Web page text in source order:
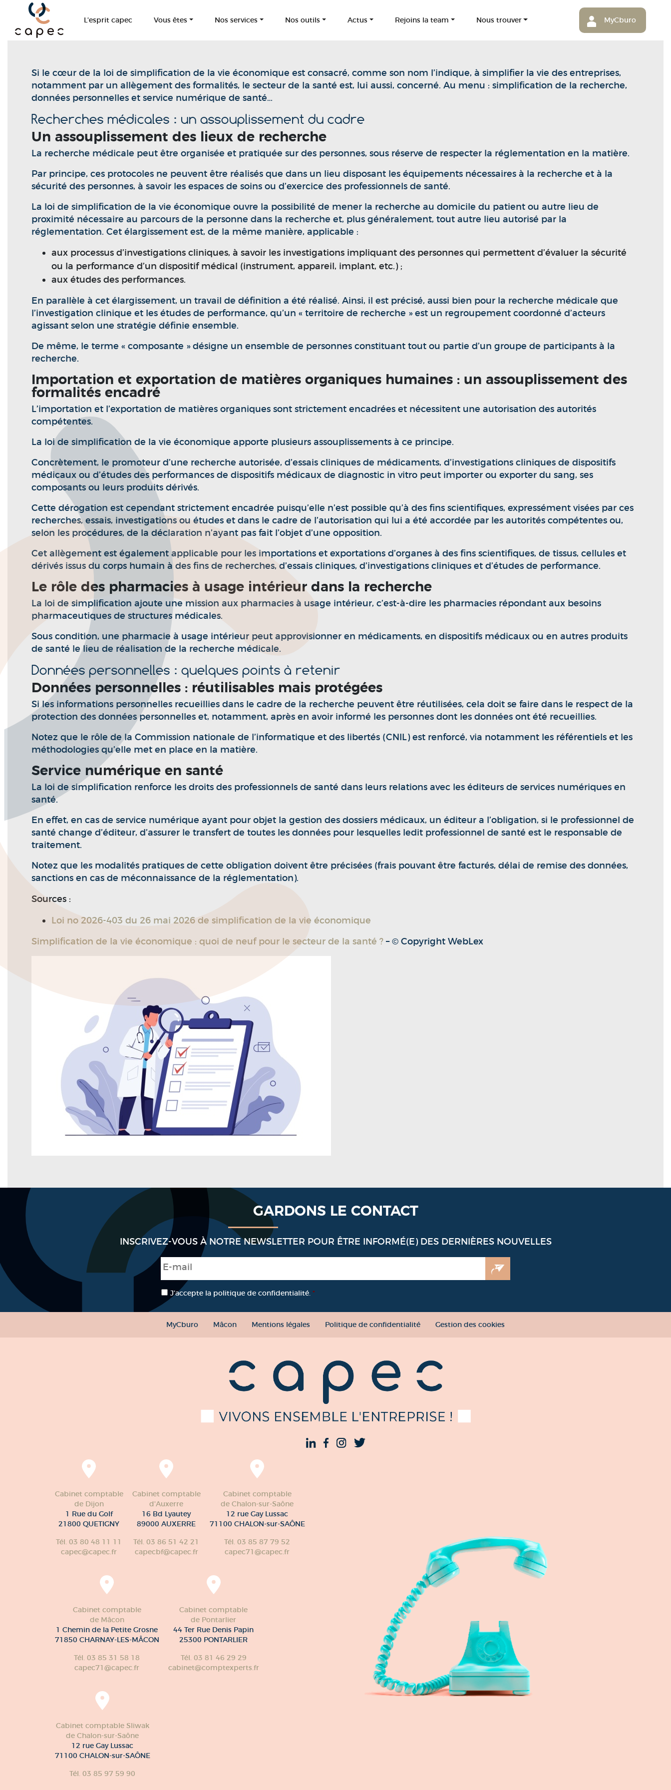
Panneau de gestion des cookies
L’esprit capec Vous êtes Nos services Nos outils Actus Rejoins la team Nous trouver MyCburo
Si le cœur de la loi de simplification de la vie économique est consacré, comme son nom l’indique, à simplifier la vie des entreprises,
notamment par un allègement des formalités, le secteur de la santé est, lui aussi, concerné. Au menu : simplification de la recherche,
données personnelles et service numérique de santé…
Recherches médicales : un assouplissement du cadre
Un assouplissement des lieux de recherche
La recherche médicale peut être organisée et pratiquée sur des personnes, sous réserve de respecter la réglementation en la matière.
Par principe, ces protocoles ne peuvent être réalisés que dans un lieu disposant les équipements nécessaires à la recherche et à la
sécurité des personnes, à savoir les espaces de soins ou d’exercice des professionnels de santé.
La loi de simplification de la vie économique ouvre la possibilité de mener la recherche au domicile du patient ou autre lieu de
proximité nécessaire au parcours de la personne dans la recherche et, plus généralement, tout autre lieu autorisé par la
réglementation. Cet élargissement est, de la même manière, applicable :
aux processus d’investigations cliniques, à savoir les investigations impliquant des personnes qui permettent d’évaluer la sécurité
ou la performance d’un dispositif médical (instrument, appareil, implant, etc.) ;
aux études des performances.
En parallèle à cet élargissement, un travail de définition a été réalisé. Ainsi, il est précisé, aussi bien pour la recherche médicale que
l’investigation clinique et les études de performance, qu’un « territoire de recherche » est un regroupement coordonné d’acteurs
agissant selon une stratégie définie ensemble.
De même, le terme « composante » désigne un ensemble de personnes constituant tout ou partie d’un groupe de participants à la
recherche.
Importation et exportation de matières organiques humaines : un assouplissement des
formalités encadré
L’importation et l’exportation de matières organiques sont strictement encadrées et nécessitent une autorisation des autorités
compétentes.
La loi de simplification de la vie économique apporte plusieurs assouplissements à ce principe.
Concrètement, le promoteur d’une recherche autorisée, d’essais cliniques de médicaments, d’investigations cliniques de dispositifs
médicaux ou d’études des performances de dispositifs médicaux de diagnostic in vitro peut importer ou exporter du sang, ses
composants ou leurs produits dérivés.
Cette dérogation est cependant strictement encadrée puisqu’elle n’est possible qu’à des fins scientifiques, expressément visées par ces
recherches, essais, investigations ou études et dans le cadre de l’autorisation qui lui a été accordée par les autorités compétentes ou,
selon les procédures, de la déclaration n’ayant pas fait l’objet d’une opposition.
Cet allègement est également applicable pour les importations et exportations d’organes à des fins scientifiques, de tissus, cellules et
dérivés issus du corps humain à des fins de recherches, d’essais cliniques, d’investigations cliniques et d’études de performance.
Le rôle des pharmacies à usage intérieur dans la recherche
La loi de simplification ajoute une mission aux pharmacies à usage intérieur, c’est-à-dire les pharmacies répondant aux besoins
pharmaceutiques de structures médicales.
Sous condition, une pharmacie à usage intérieur peut approvisionner en médicaments, en dispositifs médicaux ou en autres produits
de santé le lieu de réalisation de la recherche médicale.
Données personnelles : quelques points à retenir
Données personnelles : réutilisables mais protégées
Si les informations personnelles recueillies dans le cadre de la recherche peuvent être réutilisées, cela doit se faire dans le respect de la
protection des données personnelles et, notamment, après en avoir informé les personnes dont les données ont été recueillies.
Notez que le rôle de la Commission nationale de l’informatique et des libertés (CNIL) est renforcé, via notamment les référentiels et les
méthodologies qu’elle met en place en la matière.
Service numérique en santé
La loi de simplification renforce les droits des professionnels de santé dans leurs relations avec les éditeurs de services numériques en
santé.
En effet, en cas de service numérique ayant pour objet la gestion des dossiers médicaux, un éditeur a l’obligation, si le professionnel de
santé change d’éditeur, d’assurer le transfert de toutes les données pour lesquelles ledit professionnel de santé est le responsable de
traitement.
Notez que les modalités pratiques de cette obligation doivent être précisées (frais pouvant être facturés, délai de remise des données,
sanctions en cas de méconnaissance de la réglementation).
Sources :
Loi no 2026-403 du 26 mai 2026 de simplification de la vie économique
Simplification de la vie économique : quoi de neuf pour le secteur de la santé ? – © Copyright WebLex
GARDONS LE CONTACT
INSCRIVEZ-VOUS À NOTRE NEWSLETTER POUR ÊTRE INFORMÉ(E) DES DERNIÈRES NOUVELLES
E-mail
RGPD *
J’accepte la politique de confidentialité. *
MyCburo Mâcon Mentions légales Politique de confidentialité Gestion des cookies
Cabinet comptable
de Dijon
1 Rue du Golf
21800 QUETIGNY
Tél. 03 80 48 11 11
capec@capec.fr
Cabinet comptable
d'Auxerre
16 Bd Lyautey
89000 AUXERRE
Tél. 03 86 51 42 21
capecbf@capec.fr
Cabinet comptable
de Chalon-sur-Saône
12 rue Gay Lussac
71100 CHALON-sur-SAÔNE
Tél. 03 85 87 79 52
capec71@capec.fr
Cabinet comptable
de Mâcon
1 Chemin de la Petite Grosne
71850 CHARNAY-LES-MÂCON
Tél. 03 85 31 58 18
capec71@capec.fr
Cabinet comptable
de Pontarlier
44 Ter Rue Denis Papin
25300 PONTARLIER
Tél. 03 81 46 29 29
cabinet@comptexperts.fr
Cabinet comptable Sliwak
de Chalon-sur-Saône
12 rue Gay Lussac
71100 CHALON-sur-SAÔNE
Tél. 03 85 97 59 90